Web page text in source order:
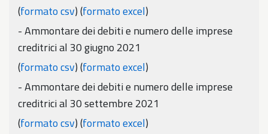
(formato csv) (formato excel)
- Ammontare dei debiti e numero delle imprese
creditrici al 30 giugno 2021
(formato csv) (formato excel)
- Ammontare dei debiti e numero delle imprese
creditrici al 30 settembre 2021
(formato csv) (formato excel)